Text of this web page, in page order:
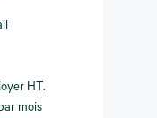
HT.
mois